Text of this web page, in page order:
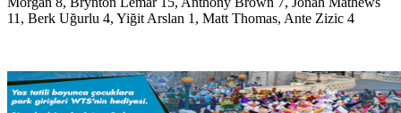
11, Berk Uğurlu 4, Yiğit Arslan 1, Matt Thomas, Ante Zizic 4